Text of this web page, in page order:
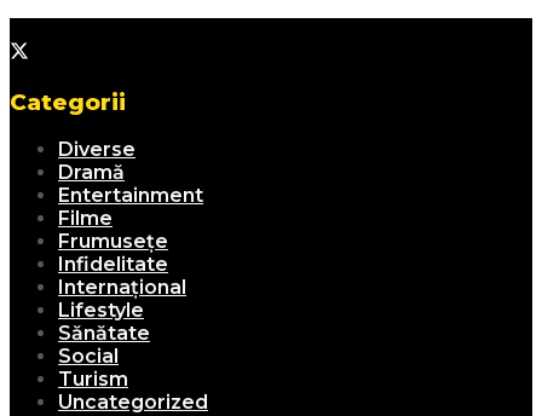
Categorii
Diverse
Dramă
Entertainment
Filme
Frumusețe
Infidelitate
Internațional
Lifestyle
Sănătate
Social
Turism
Uncategorized